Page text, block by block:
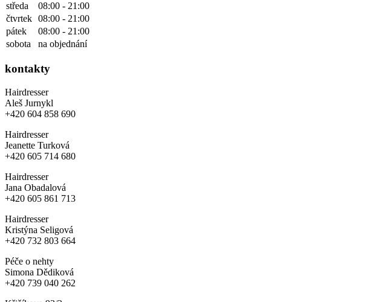
středa
08:00 - 21:00
čtvrtek 08:00 - 21:00
pátek
08:00 - 21:00
sobota
na objednání
kontakty
Hairdresser
Aleš Jurnykl
+420 604 858 690
Hairdresser
Jeanette Turková
+420 605 714 680
Hairdresser
Jana Obadalová
+420 605 861 713
Hairdresser
Kristýna Seligová
+420 732 803 664
Péče o nehty
Simona Dědiková
+420 739 040 262